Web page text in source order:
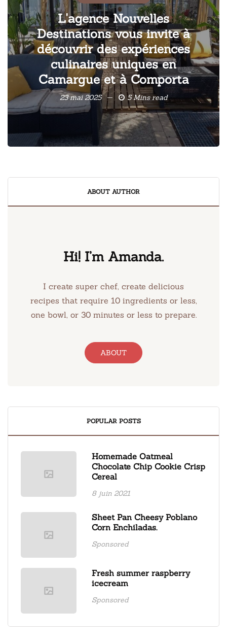
L'agence Nouvelles
Destinations vous invite à
découvrir des expériences
culinaires uniques en
Camargue et à Comporta
23 mai 2025 5 Mins read
ABOUT AUTHOR
Hi! I’m Amanda.
I create super chef, create delicious
recipes that require 10 ingredients or less,
one bowl, or 30 minutes or less to prepare.
ABOUT
POPULAR POSTS
Homemade Oatmeal
Chocolate Chip Cookie Crisp
Cereal
8 juin 2021
Sheet Pan Cheesy Poblano
Corn Enchiladas.
Sponsored
Fresh summer raspberry
icecream
Sponsored